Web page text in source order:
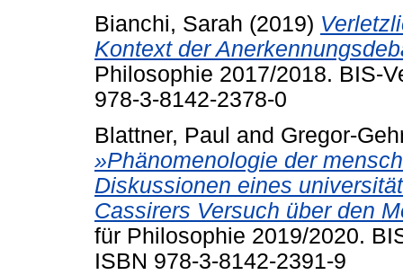
Bianchi, Sarah (2019)
Kontext der
Philosophie 2017/2018. BIS-
978-3-8142-2378-0
Blattner, Paul and Gregor-
»Phänomenologie der
Diskussionen eines
Cassirers Versuch über den
für Philosophie 2019/2020.
ISBN 978-3-8142-2391-9